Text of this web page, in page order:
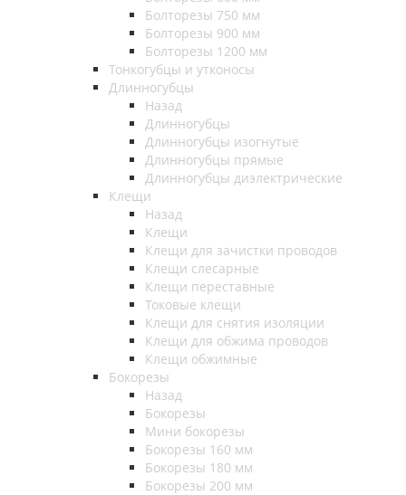
Болторезы 750 мм
Болторезы 900 мм
Болторезы 1200 мм
Тонкогубцы и утконосы
Длинногубцы
Назад
Длинногубцы
Длинногубцы изогнутые
Длинногубцы прямые
Длинногубцы диэлектрические
Клещи
Назад
Клещи
Клещи для зачистки проводов
Клещи слесарные
Клещи переставные
Токовые клещи
Клещи для снятия изоляции
Клещи для обжима проводов
Клещи обжимные
Бокорезы
Назад
Бокорезы
Мини бокорезы
Бокорезы 160 мм
Бокорезы 180 мм
Бокорезы 200 мм